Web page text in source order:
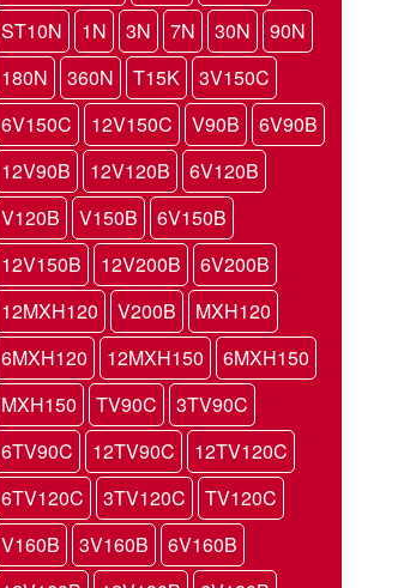
ST10N
1N 3N 7N 30N
90N
180N
360N T15K
3V150C
6V150C
12V150C V90B
6V90B
12V90B
12V120B
6V120B
V120B
V150B
6V150B
12V150B
12V200B
6V200B
12MXH120
V200B
MXH120
6MXH120
12MXH150
6MXH150
MXH150
TV90C
3TV90C
6TV90C
12TV90C
12TV120C
6TV120C
3TV120C
TV120C
V160B
3V160B
6V160B